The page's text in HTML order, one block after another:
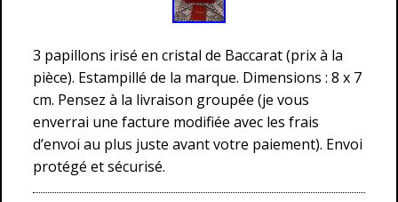
3 papillons irisé en cristal de Baccarat (prix à la
pièce). Estampillé de la marque. Dimensions : 8 x 7
cm. Pensez à la livraison groupée (je vous
enverrai une facture modifiée avec les frais
d’envoi au plus juste avant votre paiement). Envoi
protégé et sécurisé.